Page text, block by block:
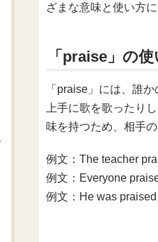
ざまな意味と使い方
「praise」の
「praise」には、誰
上手に歌を歌ったり
味を持つため、相手
例文：The teacher
例文：Everyone
例文：He was